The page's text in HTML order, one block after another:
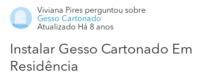
Viviana Pires perguntou sobre
Gesso Cartonado
Atualizado Há 8 anos
Instalar Gesso Cartonado Em
Residência